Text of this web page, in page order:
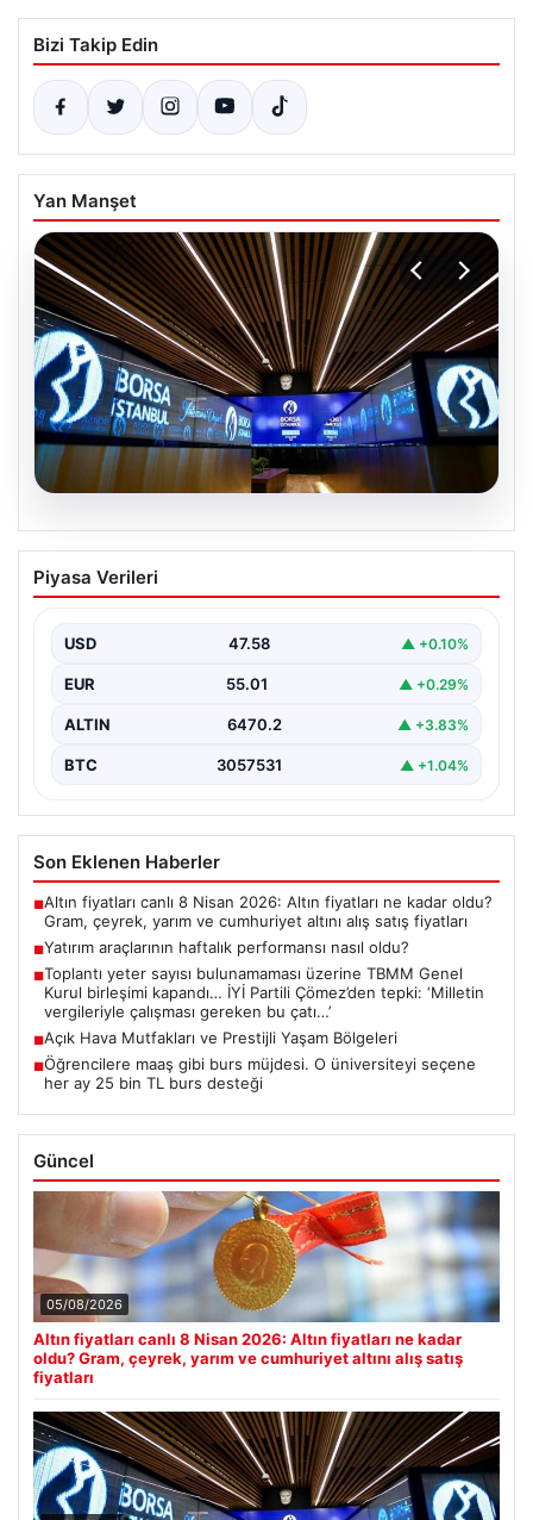
Bizi Takip Edin
Yan Manşet
05.08.2026
Yatırım araçlarının haftalık performansı
nasıl oldu?
bazda ortalama yüzde 0,27 değer kaybederken,
altının…
Piyasa Verileri
USD 47.58 ▲ +0.10%
EUR 55.01 ▲ +0.29%
ALTIN 6470.2 ▲ +3.83%
BTC 3057531 ▲ +1.04%
Son Eklenen Haberler
■Altın fiyatları canlı 8 Nisan 2026: Altın fiyatları ne kadar oldu?
Gram, çeyrek, yarım ve cumhuriyet altını alış satış fiyatları
■Yatırım araçlarının haftalık performansı nasıl oldu?
■Toplantı yeter sayısı bulunamaması üzerine TBMM Genel
Kurul birleşimi kapandı… İYİ Partili Çömez’den tepki: ‘Milletin
vergileriyle çalışması gereken bu çatı…’
■Açık Hava Mutfakları ve Prestijli Yaşam Bölgeleri
■Öğrencilere maaş gibi burs müjdesi. O üniversiteyi seçene
her ay 25 bin TL burs desteği
Güncel
05/08/2026
Altın fiyatları canlı 8 Nisan 2026: Altın fiyatları ne kadar
oldu? Gram, çeyrek, yarım ve cumhuriyet altını alış satış
fiyatları